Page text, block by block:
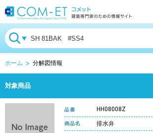
ホーム 分解図情報
対象商品
HH08008Z
排水弁